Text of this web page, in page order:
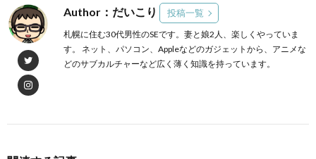
Author：だいこり 投稿一覧
札幌に住む30代男性のSEです。妻と娘2人、楽しくやっていま
す。 ネット、パソコン、Appleなどのガジェットから、アニメな
どのサブカルチャーなど広く薄く知識を持っています。